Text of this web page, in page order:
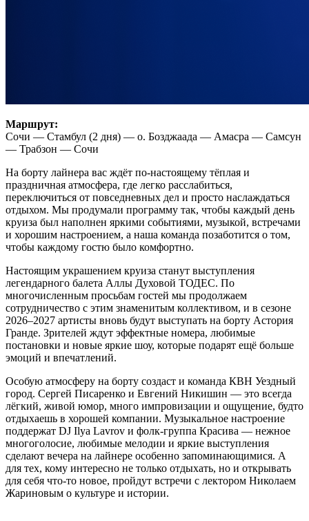
Маршрут:
Сочи — Стамбул (2 дня) — о. Бозджаада — Амасра — Самсун
— Трабзон — Сочи
На борту лайнера вас ждёт по-настоящему тёплая и
праздничная атмосфера, где легко расслабиться,
переключиться от повседневных дел и просто наслаждаться
отдыхом. Мы продумали программу так, чтобы каждый день
круиза был наполнен яркими событиями, музыкой, встречами
и хорошим настроением, а наша команда позаботится о том,
чтобы каждому гостю было комфортно.
Настоящим украшением круиза станут выступления
легендарного балета Аллы Духовой ТОДЕС. По
многочисленным просьбам гостей мы продолжаем
сотрудничество с этим знаменитым коллективом, и в сезоне
2026–2027 артисты вновь будут выступать на борту Астория
Гранде. Зрителей ждут эффектные номера, любимые
постановки и новые яркие шоу, которые подарят ещё больше
эмоций и впечатлений.
Особую атмосферу на борту создаст и команда КВН Уездный
город. Сергей Писаренко и Евгений Никишин — это всегда
лёгкий, живой юмор, много импровизации и ощущение, будто
отдыхаешь в хорошей компании. Музыкальное настроение
поддержат DJ Ilya Lavrov и фолк-группа Красива — нежное
многоголосие, любимые мелодии и яркие выступления
сделают вечера на лайнере особенно запоминающимися. А
для тех, кому интересно не только отдыхать, но и открывать
для себя что-то новое, пройдут встречи с лектором Николаем
Жариновым о культуре и истории.